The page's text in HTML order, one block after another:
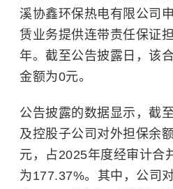
溪协鑫环保热电有限公司
赁业务提供连带责任保证
年。截至公告披露日，该
金额为0元。
公告披露的数据显示，截
及控股子公司对外担保余
元，占2025年度经审计合
为177.37%。其中，公司